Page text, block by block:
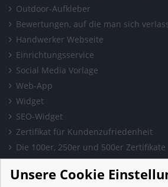
Outdoor-Aufkleber
Bewertungen, auf die man sich
Handwerker Webseite
Einrichtungsservice
Social Media Vorlage
Web-App
Widget
SEO-Widget
Zertifikat für Kundenzufriedenheit
Die 100er, 250er und 500er Zertifikate
Presse & Wissen
Presse und Informationen
Unsere Cookie